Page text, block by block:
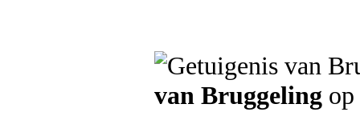
van Bruggeling